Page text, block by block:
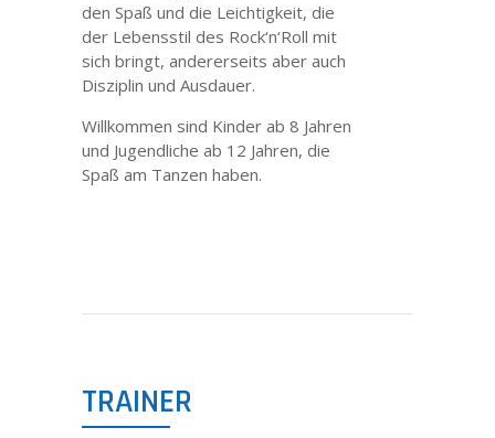
den Spaß und die Leichtigkeit, die
der Lebensstil des Rock‘n‘Roll mit
sich bringt, andererseits aber auch
Disziplin und Ausdauer.
Willkommen sind Kinder ab 8 Jahren
und Jugendliche ab 12 Jahren, die
Spaß am Tanzen haben.
TRAINER